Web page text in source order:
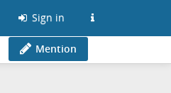
Sign in
Mention